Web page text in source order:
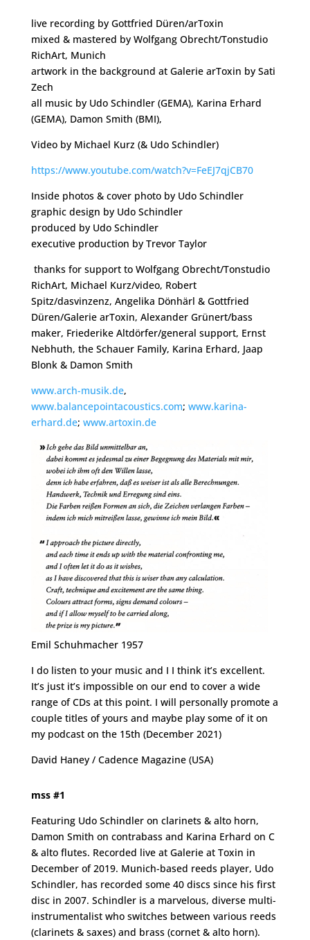
live recording by Gottfried Düren/arToxin
mixed & mastered by Wolfgang Obrecht/Tonstudio
RichArt, Munich
artwork in the background at Galerie arToxin by Sati
Zech
all music by Udo Schindler (GEMA), Karina Erhard
(GEMA), Damon Smith (BMI),
Video by Michael Kurz (& Udo Schindler)
https://www.youtube.com/watch?v=FeEJ7qjCB70
Inside photos & cover photo by Udo Schindler
graphic design by Udo Schindler
produced by Udo Schindler
executive production by Trevor Taylor
thanks for support to Wolfgang Obrecht/Tonstudio
RichArt, Michael Kurz/video, Robert
Spitz/dasvinzenz, Angelika Dönhärl & Gottfried
Düren/Galerie arToxin, Alexander Grünert/bass
maker, Friederike Altdörfer/general support, Ernst
Nebhuth, the Schauer Family, Karina Erhard, Jaap
Blonk & Damon Smith
www.arch-musik.de,
www.balancepointacoustics.com; www.karina-
erhard.de; www.artoxin.de
Emil Schuhmacher 1957
I do listen to your music and I I think it’s excellent.
It’s just it’s impossible on our end to cover a wide
range of CDs at this point. I will personally promote a
couple titles of yours and maybe play some of it on
my podcast on the 15th (December 2021)
David Haney / Cadence Magazine (USA)
mss #1
Featuring Udo Schindler on clarinets & alto horn,
Damon Smith on contrabass and Karina Erhard on C
& alto flutes. Recorded live at Galerie at Toxin in
December of 2019. Munich-based reeds player, Udo
Schindler, has recorded some 40 discs since his first
disc in 2007. Schindler is a marvelous, diverse multi-
instrumentalist who switches between various reeds
(clarinets & saxes) and brass (cornet & alto horn).